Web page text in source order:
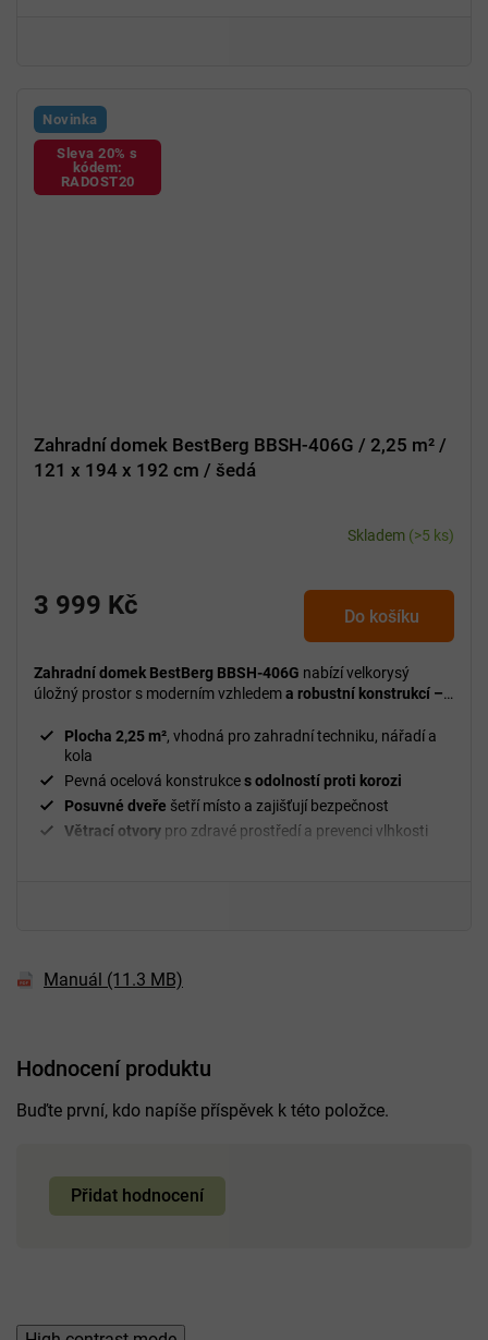
Novinka
Sleva 20% s
kódem:
RADOST20
Zahradní domek BestBerg BBSH-406G / 2,25 m² /
121 x 194 x 192 cm / šedá
Skladem (>5 ks)
3 999 Kč Do košíku
Zahradní domek BestBerg BBSH-406G nabízí velkorysý
úložný prostor s moderním vzhledema robustní konstrukcí –
Plocha 2,25 m², vhodná pro zahradní techniku, nářadí a
kola
Pevná ocelová konstrukces odolností proti korozi
Posuvné dveře šetří místo a zajišťují bezpečnost
Větrací otvory pro zdravé prostředí a prevenci vlhkosti
Manuál (11.3 MB)
Hodnocení produktu
Buďte první, kdo napíše příspěvek k této položce.
Přidat hodnocení